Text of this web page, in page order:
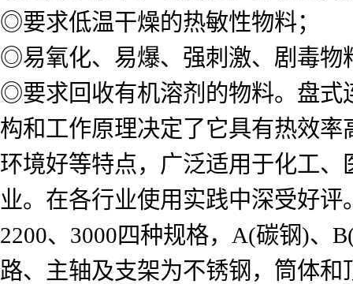
◎要求低温干燥的热敏性物料；
◎易氧化、易爆、强刺激、剧毒物
◎要求回收有机溶剂的物料。盘式
构和工作原理决定了它具有热效
环境好等特点，广泛适用于化工
业。在各行业使用实践中深受好
2200、3000四种规格，A(碳钢)、
路、主轴及支架为不锈钢，筒体